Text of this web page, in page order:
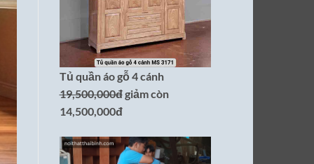
Tủ quần áo gỗ 4 cánh
19,500,000đgiảm còn
14,500,000đ